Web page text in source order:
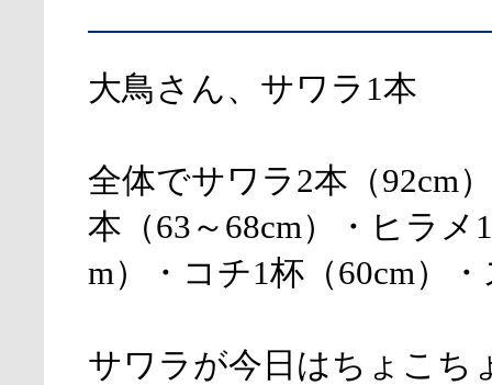
大鳥さん、サワラ1本
全体でサワラ2本（92cm
本（63～68cm）・ヒラメ
m）・コチ1杯（60cm）
サワラが今日はちょこち